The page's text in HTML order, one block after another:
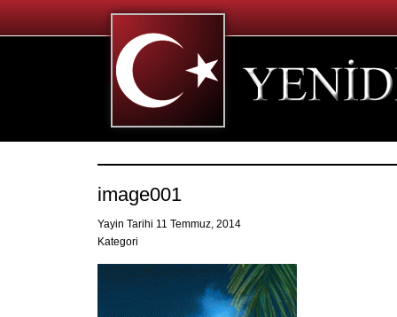
image001
Yayin Tarihi 11 Temmuz, 2014
Kategori